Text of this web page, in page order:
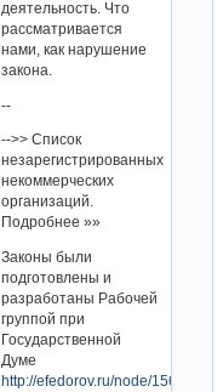
деятельность. Что
рассматривается
нами, как нарушение
закона.
--
-->> Список
незарегистрированных
некоммерческих
организаций.
Подробнее »»
Законы были
подготовлены и
разработаны Рабочей
группой при
Государственной
Думе
http://efedorov.ru/node/1567